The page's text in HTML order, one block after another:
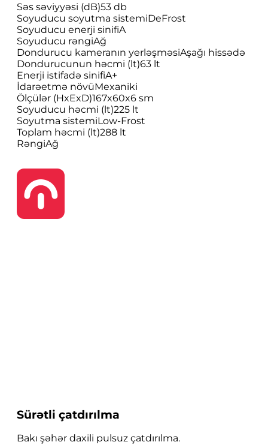
Səs səviyyəsi (dB)53 db
Soyuducu soyutma sistemiDeFrost
Soyuducu enerji sinifiA
Soyuducu rəngiAğ
Dondurucu kameranın yerləşməsiAşağı hissədə
Dondurucunun həcmi (lt)63 lt
Enerji istifadə sinifiA+
İdarəetmə növüMexaniki
Ölçülər (HxExD)167x60x6 sm
Soyuducu həcmi (lt)225 lt
Soyutma sistemiLow-Frost
Toplam həcmi (lt)288 lt
RəngiAğ
Sürətli çatdırılma
Bakı şəhər daxili pulsuz çatdırılma.